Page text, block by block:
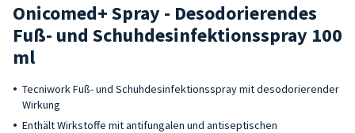
Onicomed+ Spray - Desodorierendes
Fuß- und Schuhdesinfektionsspray 100
ml
Tecniwork Fuß- und Schuhdesinfektionsspray mit desodorierender
Wirkung
Enthält Wirkstoffe mit antifungalen und antiseptischen